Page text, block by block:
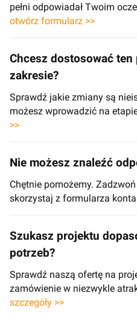
pełni odpowiadał Twoim
otwórz formularz >>
Chcesz dostosować ten
zakresie?
Sprawdź jakie zmiany są
możesz wprowadzić na
>>
Nie możesz znaleźć
Chętnie pomożemy.
skorzystaj z formularza
Szukasz projektu
potrzeb?
Sprawdź naszą ofertę na
zamówienie w niezwykle
szczegóły >>